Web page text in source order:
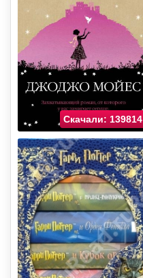
Скачали: 139814